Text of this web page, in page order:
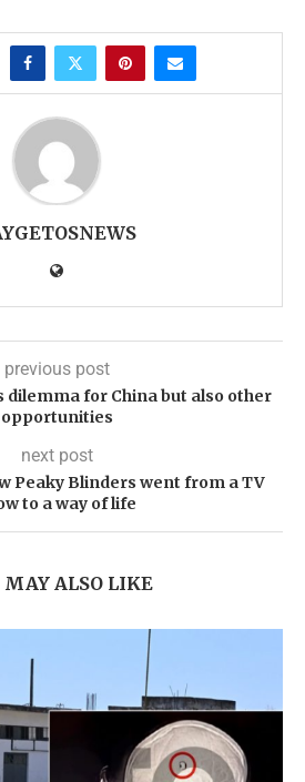
previous post
dilemma for China but also other
opportunities
next post
Peaky Blinders went from a TV
to a way of life
MAY ALSO LIKE